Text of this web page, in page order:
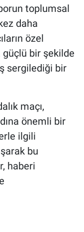
toplumsal
daha
özel
güçlü bir şekilde
sergilediği bir
maçı,
önemli bir
ilgili
bu
haberi